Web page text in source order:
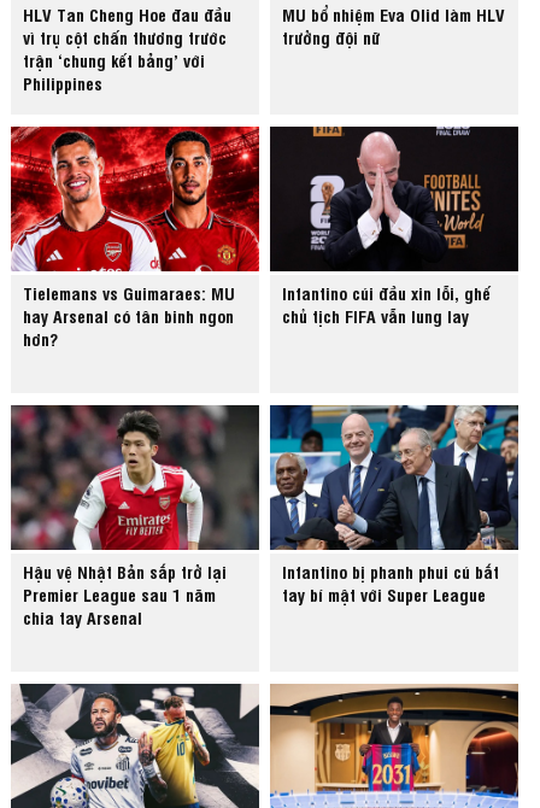
HLV Tan Cheng Hoe đau đầu
vì trụ cột chấn thương trước
trận ‘chung kết bảng’ với
Philippines
MU bổ nhiệm Eva Olid làm HLV
trưởng đội nữ
Tielemans vs Guimaraes: MU
hay Arsenal có tân binh ngon
hơn?
Infantino cúi đầu xin lỗi, ghế
chủ tịch FIFA vẫn lung lay
Hậu vệ Nhật Bản sắp trở lại
Premier League sau 1 năm
chia tay Arsenal
Infantino bị phanh phui cú bắt
tay bí mật với Super League